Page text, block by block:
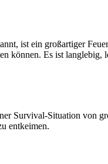
ist ein großartiger
können. Es ist
Survival-Situation von
entkeimen.